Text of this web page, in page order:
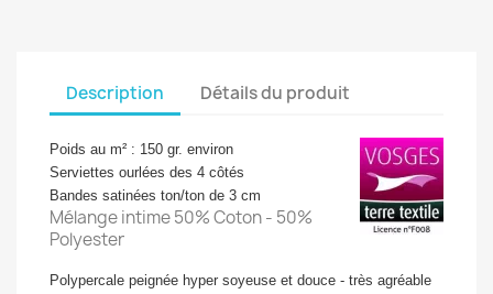
Description Détails du produit
Poids au m² : 150 gr. environ
Serviettes ourlées des 4 côtés
Bandes satinées ton/ton de 3 cm
Mélange intime 50% Coton - 50%
Polyester
Polypercale peignée hyper soyeuse et douce - très agréable